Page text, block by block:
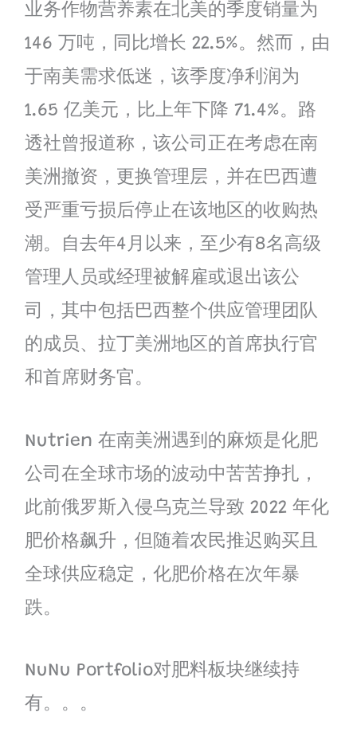
业务作物营养素在北美的季度销量为
146 万吨，同比增长 22.5%。然而，由
于南美需求低迷，该季度净利润为
1.65 亿美元，比上年下降 71.4%。路
透社曾报道称，该公司正在考虑在南
美洲撤资，更换管理层，并在巴西遭
受严重亏损后停止在该地区的收购热
潮。自去年4月以来，至少有8名高级
管理人员或经理被解雇或退出该公
司，其中包括巴西整个供应管理团队
的成员、拉丁美洲地区的首席执行官
和首席财务官。
Nutrien 在南美洲遇到的麻烦是化肥
公司在全球市场的波动中苦苦挣扎，
此前俄罗斯入侵乌克兰导致 2022 年化
肥价格飙升，但随着农民推迟购买且
全球供应稳定，化肥价格在次年暴
跌。
NuNu Portfolio对肥料板块继续持
有。。。